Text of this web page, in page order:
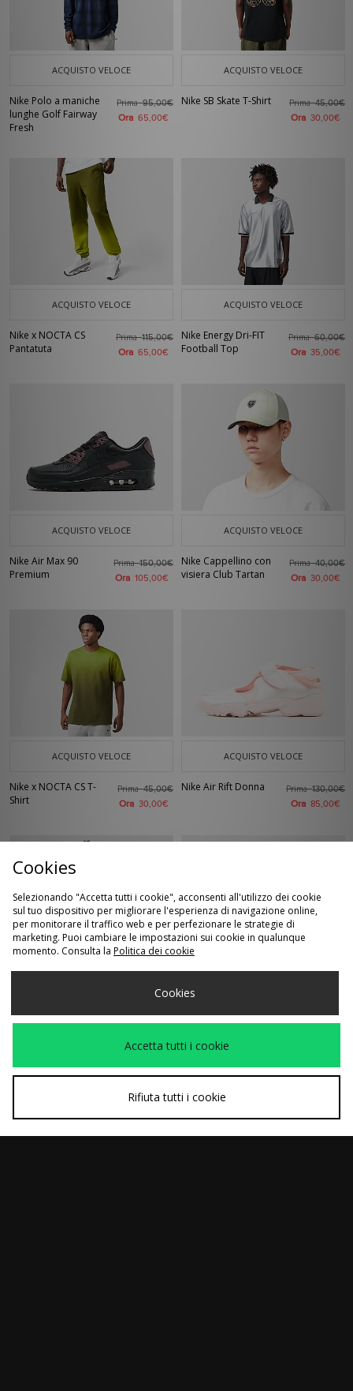
ACQUISTO VELOCE
Nike Polo a maniche
lunghe Golf Fairway
Fresh
Prima95,00€
Ora 65,00€
ACQUISTO VELOCE
Nike SB Skate T-Shirt Prima45,00€
Ora 30,00€
ACQUISTO VELOCE
Nike x NOCTA CS
Pantatuta
Prima115,00€
Ora 65,00€
ACQUISTO VELOCE
Nike Energy Dri-FIT
Football Top
Prima60,00€
Ora 35,00€
ACQUISTO VELOCE
Nike Air Max 90
Premium
Prima150,00€
Ora 105,00€
ACQUISTO VELOCE
Nike Cappellino con
visiera Club Tartan
Prima40,00€
Ora 30,00€
ACQUISTO VELOCE
Nike x NOCTA CS T-
Shirt
Prima45,00€
Ora 30,00€
ACQUISTO VELOCE
Nike Air Rift Donna Prima130,00€
Ora 85,00€
Nike Total 90 Jersey Prima70,00€
Nike Victori One
Slides
Prima40,00€
Cookies
Selezionando "Accetta tutti i cookie", acconsenti all'utilizzo dei cookie
sul tuo dispositivo per migliorare l'esperienza di navigazione online,
per monitorare il traffico web e per perfezionare le strategie di
marketing. Puoi cambiare le impostazioni sui cookie in qualunque
momento. Consulta la Politica dei cookie
Cookies
Accetta tutti i cookie
Rifiuta tutti i cookie